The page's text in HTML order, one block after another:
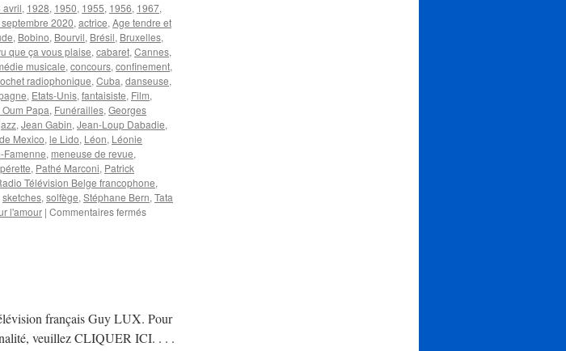
avril, 1928, 1950, 1955, 1956, 1967,
2020, actrice, Age tendre et
, Bobino, Bourvil, Brésil, Bruxelles,
que ça vous plaise, cabaret, Cannes,
musicale, concours, confinement,
radiophonique, Cuba, danseuse,
, Etats-Unis, fantaisiste, Film,
Oum Papa, Funérailles, Georges
, Jean Gabin, Jean-Loup Dabadie,
Mexico, le Lido, Léon, Léonie
Famenne, meneuse de revue,
, Pathé Marconi, Patrick
Télévision Belge francophone,
sketches, solfège, Stéphane Bern, Tata
l'amour | Commentaires ferméssur
français Guy LUX. Pour
veuillez CLIQUER ICI. . . .